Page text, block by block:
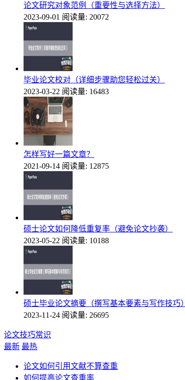
论文研究对象范例（重要性与选择方法）
2023-09-01 阅读量: 20072
毕业论文校对（详细步骤助您轻松过关）
2023-03-22 阅读量: 16483
怎样写好一篇文章？
2021-09-14 阅读量: 12875
硕士论文如何降低重复率（避免论文抄袭）
2023-05-22 阅读量: 10188
硕士毕业论文摘要（撰写基本要素与写作技巧）
2023-11-24 阅读量: 26695
论文技巧常识
最新 最热
论文如何引用文献不算查重
如何提高论文查重率